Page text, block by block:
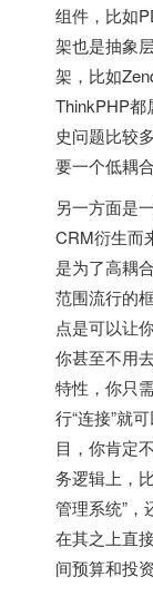
组件，比如
架也是抽象
架，比如
ThinkPHP都
史问题比较
要一个低耦
另一方面是
CRM衍生而
是为了高耦
范围流行的
点是可以让
你甚至不用
特性，你只
行“连接”就
目，你肯定
务逻辑上，
管理系统”，
在其之上直
间预算和投